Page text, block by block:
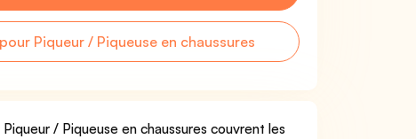
Piqueur / Piqueuse en chaussures
/ Piqueuse en chaussures couvrent les